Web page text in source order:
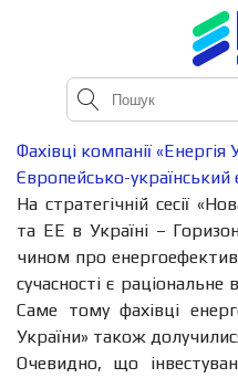
Фахівці компанії «Енергія
Європейсько-
На стратегічній сесії
та ЕЕ в Україні –
чином про
сучасності є раціональне
Саме тому фахівці
України» також
Очевидно, що